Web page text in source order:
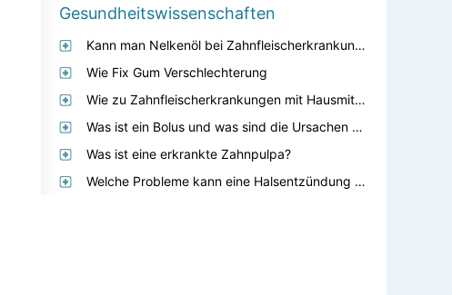
Gesundheitswissenschaften
Kann man Nelkenöl bei Zahnfleischerkrankungen verwenden?
Wie Fix Gum Verschlechterung
Wie zu Zahnfleischerkrankungen mit Hausmitteln heilen
Was ist ein Bolus und was sind die Ursachen dafür?
Was ist eine erkrankte Zahnpulpa?
Welche Probleme kann eine Halsentzündung verursachen?